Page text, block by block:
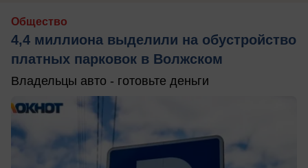
Общество
4,4 миллиона выделили на обустройство
платных парковок в Волжском
Владельцы авто - готовьте деньги